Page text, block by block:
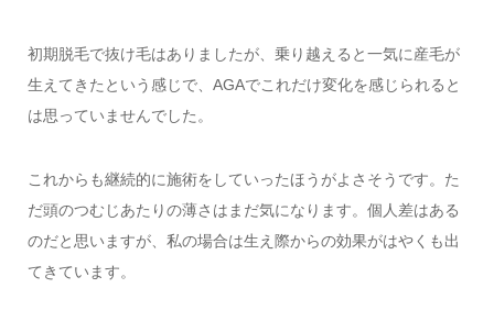
初期脱毛で抜け毛はありましたが、乗り越えると一気に産毛が
生えてきたという感じで、AGAでこれだけ変化を感じられると
は思っていませんでした。
これからも継続的に施術をしていったほうがよさそうです。た
だ頭のつむじあたりの薄さはまだ気になります。個人差はある
のだと思いますが、私の場合は生え際からの効果がはやくも出
てきています。